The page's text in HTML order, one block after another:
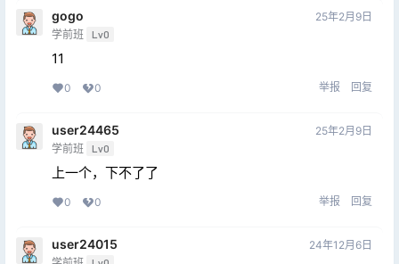
gogo
学前班 Lv0
25年2月9日
11
0 0 举报 回复
user24465
学前班 Lv0
25年2月9日
上一个，下不了了
0 0 举报 回复
user24015 24年12月6日